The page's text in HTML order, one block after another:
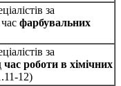
за
фарбувальних
за
час роботи в хімічних
12)